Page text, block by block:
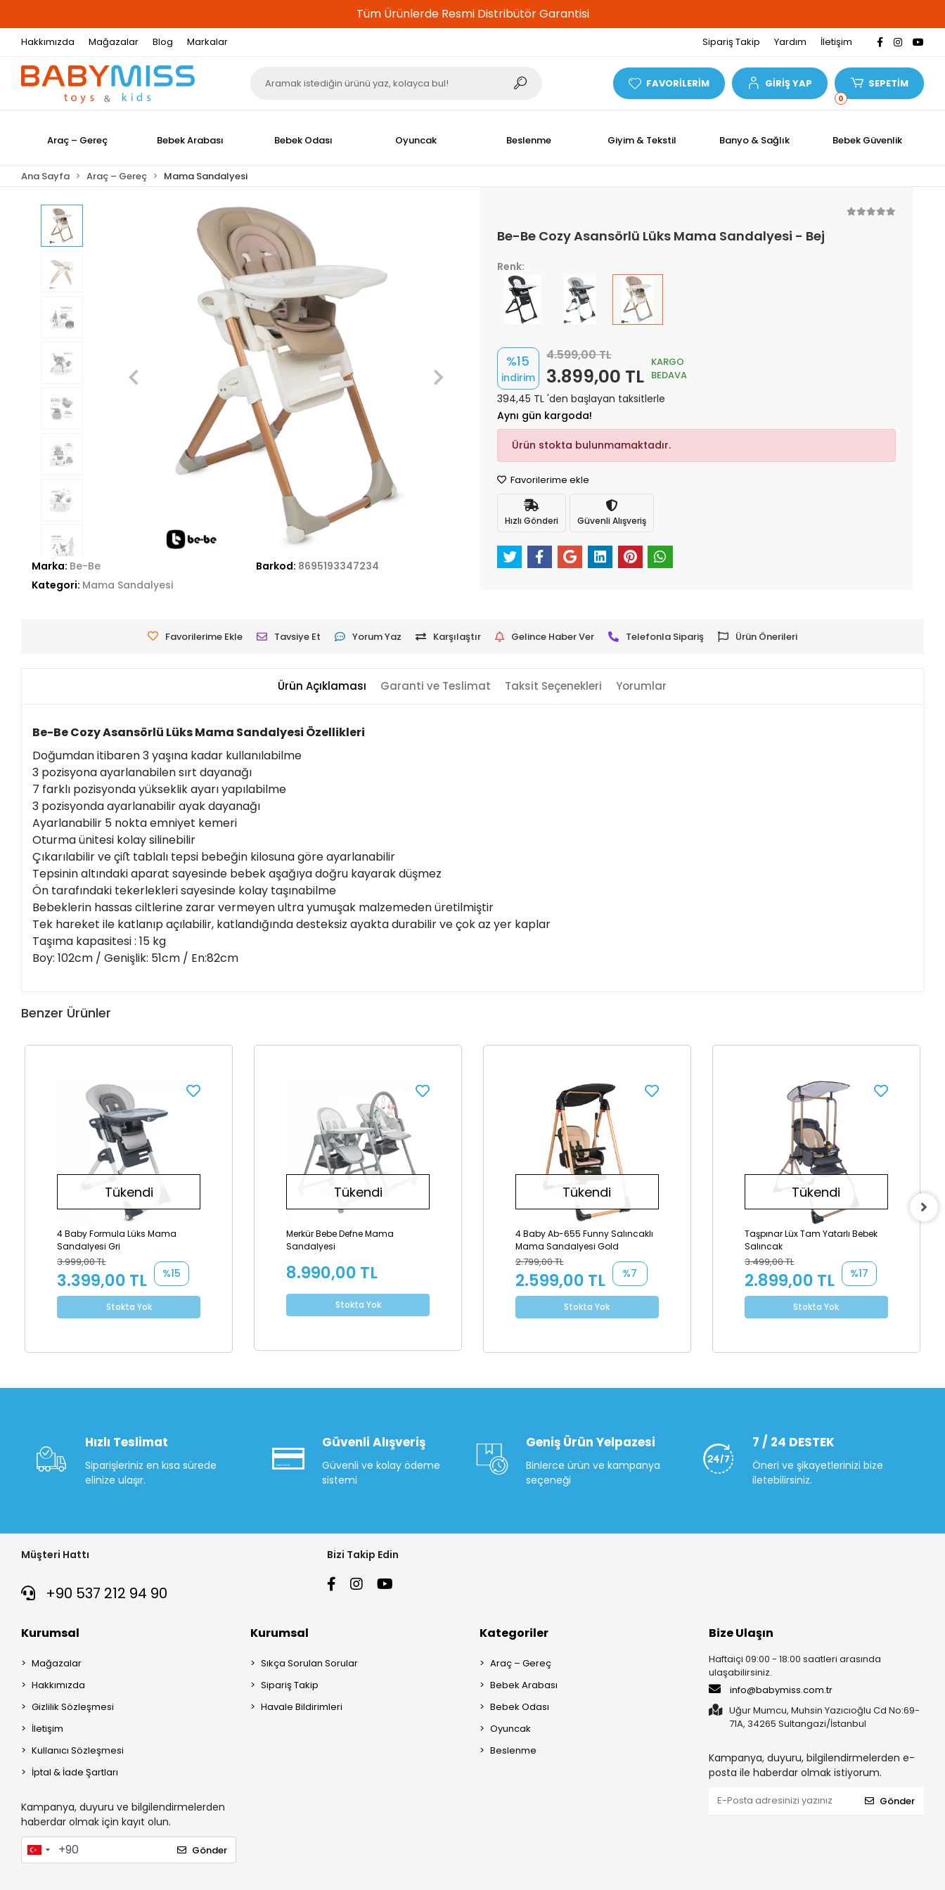
%100 Güvenli Alışveriş
Hakkımızda Mağazalar Blog Markalar Sipariş Takip Yardım İletişim
FAVORİLERİM GİRİŞ YAP
0
SEPETİM
Araç – Gereç Bebek Arabası Bebek Odası Oyuncak Beslenme Giyim & Tekstil Banyo & Sağlık Bebek Güvenlik
Ana Sayfa Araç – Gereç Mama Sandalyesi
Marka: Be-Be Barkod: 8695193347234
Kategori: Mama Sandalyesi
Be-Be Cozy Asansörlü Lüks Mama Sandalyesi - Bej
Renk:
%15
indirim
4.599,00 TL
3.899,00 TL
KARGO
BEDAVA
394,45 TL 'den başlayan taksitlerle
Aynı gün kargoda!
Ürün stokta bulunmamaktadır.
Favorilerime ekle
Hızlı Gönderi Güvenli Alışveriş
Favorilerime Ekle Tavsiye Et Yorum Yaz Karşılaştır Gelince Haber Ver Telefonla Sipariş Ürün Önerileri
Ürün Açıklaması Garanti ve Teslimat Taksit Seçenekleri Yorumlar
Be-Be Cozy Asansörlü Lüks Mama Sandalyesi Özellikleri
Doğumdan itibaren 3 yaşına kadar kullanılabilme
3 pozisyona ayarlanabilen sırt dayanağı
7 farklı pozisyonda yükseklik ayarı yapılabilme
3 pozisyonda ayarlanabilir ayak dayanağı
Ayarlanabilir 5 nokta emniyet kemeri
Oturma ünitesi kolay silinebilir
Çıkarılabilir ve çiﬅ tablalı tepsi bebeğin kilosuna göre ayarlanabilir
Tepsinin altındaki aparat sayesinde bebek aşağıya doğru kayarak düşmez
Ön tarafındaki tekerlekleri sayesinde kolay taşınabilme
Bebeklerin hassas ciltlerine zarar vermeyen ultra yumuşak malzemeden üretilmiştir
Tek hareket ile katlanıp açılabilir, katlandığında desteksiz ayakta durabilir ve çok az yer kaplar
Taşıma kapasitesi : 15 kg
Boy: 102cm / Genişlik: 51cm / En:82cm
Benzer Ürünler
Tükendi
4 Baby Formula Lüks Mama
Sandalyesi Gri
3.999,00 TL
3.399,00 TL %15
Stokta Yok
Tükendi
Merkür Bebe Defne Mama
Sandalyesi
8.990,00 TL
Stokta Yok
Tükendi
4 Baby Ab-655 Funny Salıncaklı
Mama Sandalyesi Gold
2.799,00 TL
2.599,00 TL %7
Stokta Yok
Tükendi
Taşpınar Lüx Tam Yatarlı Bebek
Salıncak
3.499,00 TL
2.899,00 TL %17
Stokta Yok
Hızlı Teslimat
Siparişleriniz en kısa sürede
elinize ulaşır.
Güvenli Alışveriş
Güvenli ve kolay ödeme
sistemi
Geniş Ürün Yelpazesi
Binlerce ürün ve kampanya
seçeneği
7 / 24 DESTEK
Öneri ve şikayetlerinizi bize
iletebilirsiniz.
Müşteri Hattı
+90 537 212 94 90
Bizi Takip Edin
Kurumsal
Mağazalar
Hakkımızda
Gizlilik Sözleşmesi
İletişim
Kullanıcı Sözleşmesi
İptal & İade Şartları
Kampanya, duyuru ve bilgilendirmelerden
haberdar olmak için kayıt olun.
Gönder
Kurumsal
Sıkça Sorulan Sorular
Sipariş Takip
Havale Bildirimleri
Kategoriler
Araç – Gereç
Bebek Arabası
Bebek Odası
Oyuncak
Beslenme
Bize Ulaşın
Haftaiçi 09:00 - 18:00 saatleri arasında
ulaşabilirsiniz.
info@babymiss.com.tr
Uğur Mumcu, Muhsin Yazıcıoğlu Cd No:69-
71A, 34265 Sultangazi/İstanbul
Kampanya, duyuru, bilgilendirmelerden e-
posta ile haberdar olmak istiyorum.
Gönder